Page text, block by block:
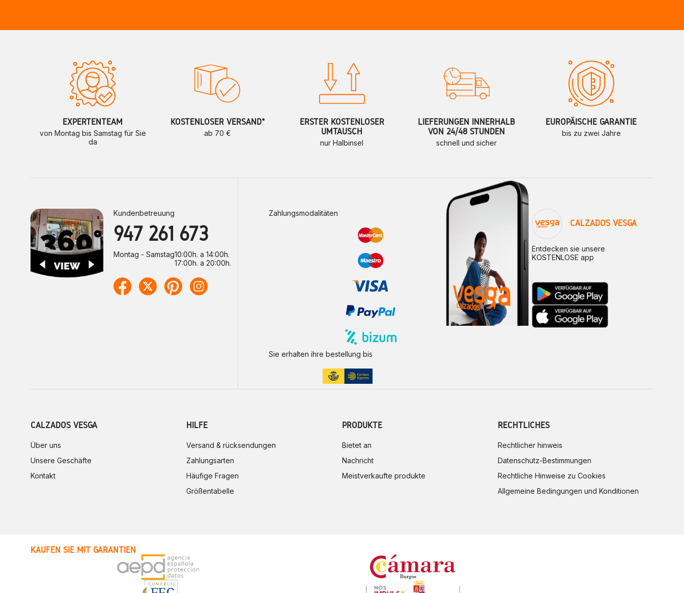
EXPERTENTEAM
von Montag bis Samstag für Sie
da
KOSTENLOSER VERSAND*
ab 70 €
ERSTER KOSTENLOSER
UMTAUSCH
nur Halbinsel
LIEFERUNGEN INNERHALB
VON 24/48 STUNDEN
schnell und sicher
EUROPÄISCHE GARANTIE
bis zu zwei Jahre
Kundenbetreuung
947 261 673
Montag - Samstag10:00h. a 14:00h.
17:00h. a 20:00h.
Zahlungsmodalitäten
Sie erhalten ihre bestellung bis
CALZADOS VESGA
Entdecken sie unsere
KOSTENLOSE app
CALZADOS VESGA
Über uns
Unsere Geschäfte
Kontakt
HILFE
Versand & rücksendungen
Zahlungsarten
Häufige Fragen
Größentabelle
PRODUKTE
Bietet an
Nachricht
Meistverkaufte produkte
RECHTLICHES
Rechtlicher hinweis
Datenschutz-Bestimmungen
Rechtliche Hinweise zu Cookies
Allgemeine Bedingungen und Konditionen
KAUFEN SIE MIT GARANTIEN